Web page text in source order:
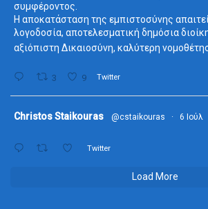
συμφέροντος.
Η αποκατάσταση της εμπιστοσύνης
λογοδοσία, αποτελεσματική δημόσια
αξιόπιστη Δικαιοσύνη, καλύτερη
3 9 Twitter
Christos Staikouras @cstaikouras · 6 Ιούλ
Twitter
Load More